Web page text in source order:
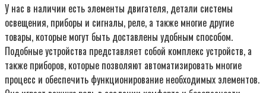
У нас в наличии есть элементы двигателя, детали системы
освещения, приборы и сигналы, реле, а также многие другие
товары, которые могут быть доставлены удобным способом.
Подобные устройства представляет собой комплекс устройств, а
также приборов, которые позволяют автоматизировать многие
процесс и обеспечить функционирование необходимых элементов.